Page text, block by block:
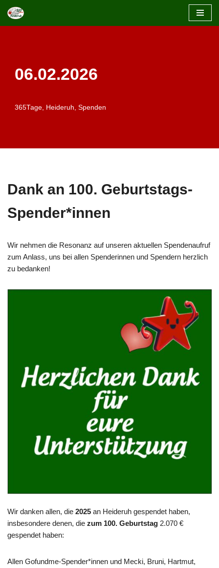
Zum
06.02.2026
365Tage Heideruh Spenden
Dank an 100. Geburtstags-
Spender*innen
Wir nehmen die Resonanz auf unseren aktuellen Spendenaufruf
zum Anlass, uns bei allen Spenderinnen und Spendern herzlich
zu bedanken!
Wir danken allen, die 2025 an Heideruh gespendet haben,
insbesondere denen, die zum 100. Geburtstag 2.070 €
gespendet haben:
Allen Gofundme-Spender*innen und Mecki, Bruni, Hartmut,